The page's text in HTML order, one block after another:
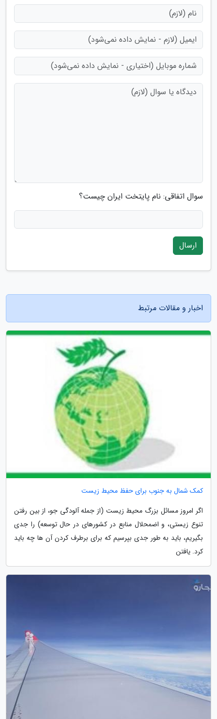
سوال اتفاقی: نام پایتخت ایران چیست؟
ارسال
اخبار و مقالات مرتبط
کمک شمال به جنوب برای حفظ محیط زیست
اگر امروز مسائل بزرگ محیط زیست (از جمله آلودگی جو، از بین رفتن
تنوع زیستی، و اضمحلال منابع در کشورهای در حال توسعه) را جدی
بگیریم، باید به طور جدی بپرسیم که برای برطرف کردن آن ها چه باید
کرد. یافتن